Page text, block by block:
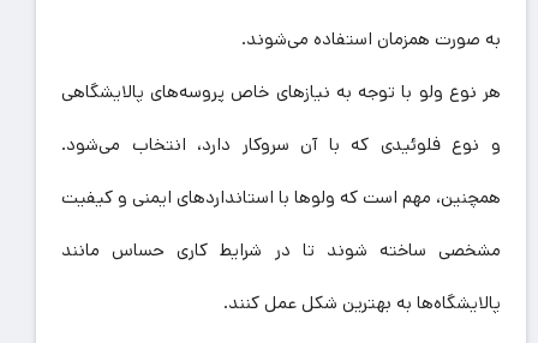
به صورت همزمان استفاده می‌شوند.
هر نوع ولو با توجه به نیازهای خاص پروسه‌های پالایشگاهی
و نوع فلوئیدی که با آن سروکار دارد، انتخاب می‌شود.
همچنین، مهم است که ولوها با استانداردهای ایمنی و کیفیت
مشخصی ساخته شوند تا در شرایط کاری حساس مانند
پالایشگاه‌ها به بهترین شکل عمل کنند.